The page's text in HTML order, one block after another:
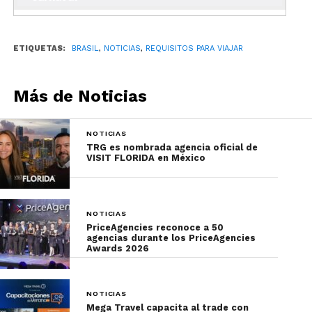
AstraZeneca.
Declaración de salud, uno de
Además, de la prueba, los turistas deberán firmar
la“Declaración de Salud del Viajero”(DVS), en la
que manifiesta estar de acuerdo con las medidas
sanitarias que deberán cumplir durante el periodo
en el que se encuentren en territorio brasileño.
ETIQUETAS: BRASIL , NOTICIAS, REQUISITOS PARA VIAJAR
Más de Noticias
NOTICIAS
TRG es nombrada agencia oficial de
VISIT FLORIDA en México
NOTICIAS
PriceAgencies reconoce a 50
agencias durante los PriceAgencies
Awards 2026
NOTICIAS
Mega Travel capacita al trade con